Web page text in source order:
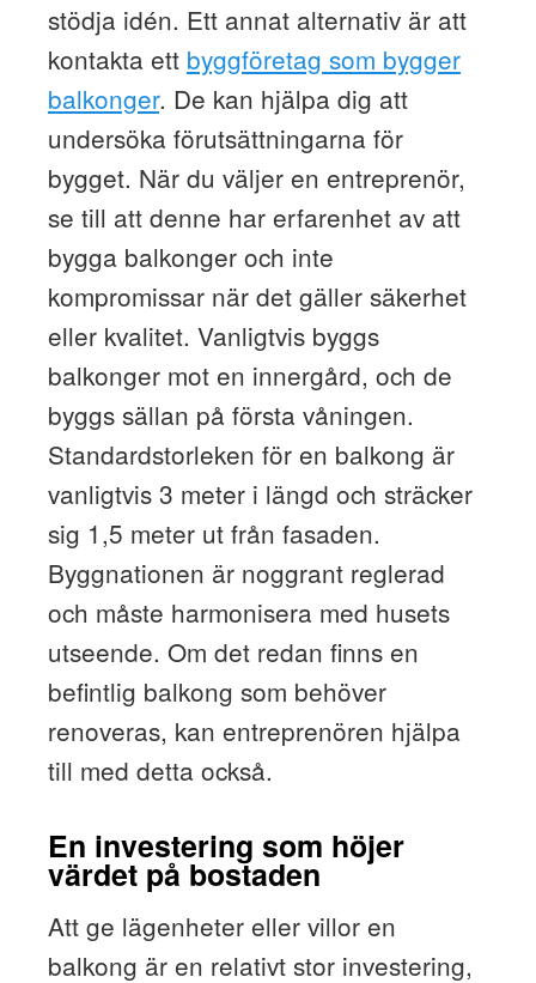
stödja idén. Ett annat alternativ är att
kontakta ett byggföretag som bygger
balkonger. De kan hjälpa dig att
undersöka förutsättningarna för
bygget. När du väljer en entreprenör,
se till att denne har erfarenhet av att
bygga balkonger och inte
kompromissar när det gäller säkerhet
eller kvalitet. Vanligtvis byggs
balkonger mot en innergård, och de
byggs sällan på första våningen.
Standardstorleken för en balkong är
vanligtvis 3 meter i längd och sträcker
sig 1,5 meter ut från fasaden.
Byggnationen är noggrant reglerad
och måste harmonisera med husets
utseende. Om det redan finns en
befintlig balkong som behöver
renoveras, kan entreprenören hjälpa
till med detta också.
En investering som höjer
värdet på bostaden
Att ge lägenheter eller villor en
balkong är en relativt stor investering,